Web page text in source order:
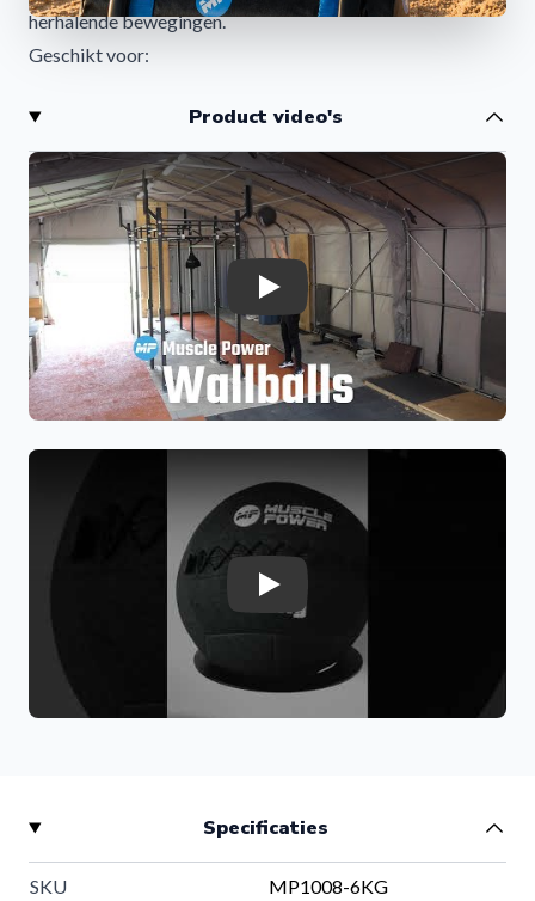
herhalende bewegingen.
Geschikt voor:
Beginners CrossFit
HYROX opbouwtraining
Core oefeningen
Conditieverbetering
Duurzaam en Gripvast Kevlar Design
De Kevlar afwerking zorgt voor een stevige grip en lange
levensduur.
Voordelen:
Slijtvast materiaal
Goede grip en controle
Comfortabel in gebruik
Geschikt voor dagelijks trainen
Specificaties Kevlar Wall Ball 6 kg
Gewicht:
14 inch (± 35,5 cm)
Materiaal: Kevlar
Vulling: zacht en schokabsorberend
Kleur: antraciet grijs
Gebruik: CrossFit, HYROX en techniektraining
Product video's
Play
Play
Specificaties
SKU MP1008-6KG